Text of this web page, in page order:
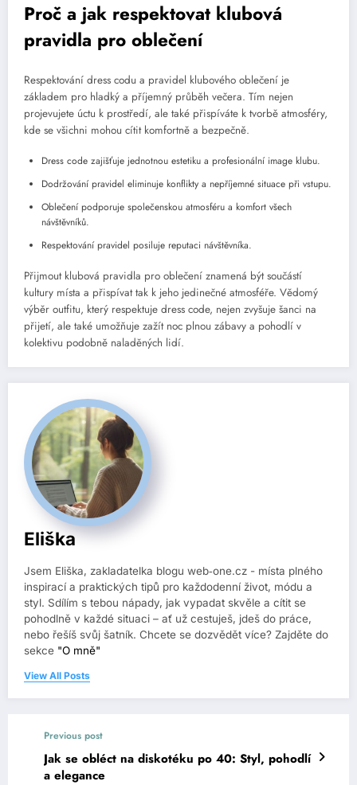
Proč a jak respektovat klubová
pravidla pro oblečení
Respektování dress codu a pravidel klubového oblečení je
základem pro hladký a příjemný průběh večera. Tím nejen
projevujete úctu k prostředí, ale také přispíváte k tvorbě atmosféry,
kde se všichni mohou cítit komfortně a bezpečně.
Dress code zajišťuje jednotnou estetiku a profesionální image klubu.
Dodržování pravidel eliminuje konflikty a nepříjemné situace při vstupu.
Oblečení podporuje společenskou atmosféru a komfort všech
návštěvníků.
Respektování pravidel posiluje reputaci návštěvníka.
Přijmout klubová pravidla pro oblečení znamená být součástí
kultury místa a přispívat tak k jeho jedinečné atmosféře. Vědomý
výběr outfitu, který respektuje dress code, nejen zvyšuje šanci na
přijetí, ale také umožňuje zažít noc plnou zábavy a pohodlí v
kolektivu podobně naladěných lidí.
Eliška
Jsem Eliška, zakladatelka blogu web‑one.cz - místa plného
inspirací a praktických tipů pro každodenní život, módu a
styl. Sdílím s tebou nápady, jak vypadat skvěle a cítit se
pohodlně v každé situaci – ať už cestuješ, jdeš do práce,
nebo řešíš svůj šatník. Chcete se dozvědět více? Zajděte do
sekce "O mně"
View All Posts
Previous post
Jak se obléct na diskotéku po 40: Styl, pohodlí
a elegance